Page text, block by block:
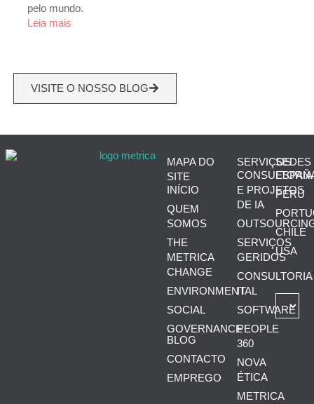
pelo mundo.
Leia mais
VISITE O NOSSO BLOG
MAPA DO
SITE
INÍCIO
QUEM
SOMOS
THE
METRICA
CHANGE
ENVIRONMENTAL
SOCIAL
GOVERNANCE
BLOG
CONTACTO
EMPREGO
SERVIÇOS
CONSULTORIA
E PROJETOS
DE IA
SERVIÇOS
GERIDOS
CONSULTORIA
IT
SOFTWARE
PEOPLE
360
NOVA
ÉTICA
METRICA
SEDES
PERÚ
CHILE
USA